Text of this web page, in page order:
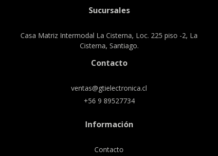
Sucursales
Casa Matriz Intermodal La Cisterna, Loc. 225 piso -2, La
Cisterna, Santiago.
Contacto
ventas@gtielectronica.cl
+56 9 89527734
Información
Contacto